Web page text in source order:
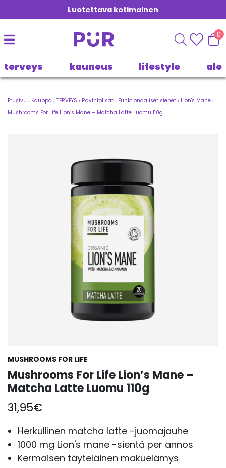
Luotettava kotimainen
0
terveys kauneus lifestyle ale
Etusivu › Kauppa › TERVEYS › Ravintolisät › Funktionaaliset sienet › Lion's Mane ›
Mushrooms For Life Lion’s Mane – Matcha Latte Luomu 110g
MUSHROOMS FOR LIFE
Mushrooms For Life Lion’s Mane –
Matcha Latte Luomu 110g
31,95€
Herkullinen matcha latte -juomajauhe
1000 mg Lion's mane -sientä per annos
Kermaisen täyteläinen makuelämys